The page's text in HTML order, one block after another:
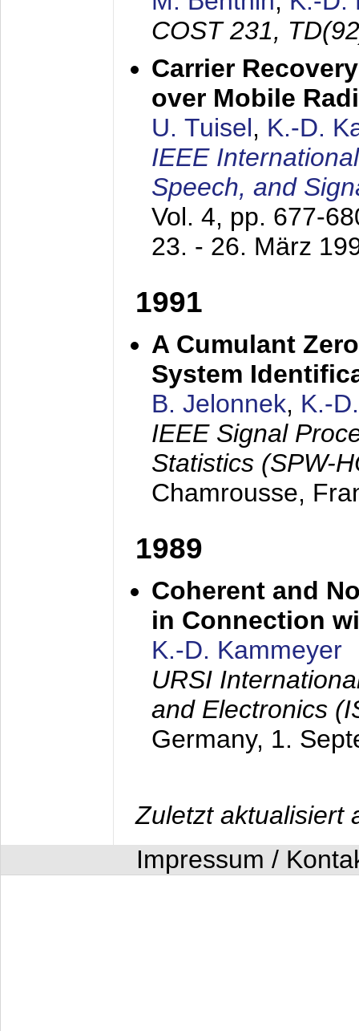
COST 231,
Carrier
over Mobile
U. Tuisel, K.-D.
IEEE
Speech, and
Vol. 4, pp. 677-
23. - 26. März
1991
A Cumulant
System
B. Jelonnek, K.-
IEEE Signal
Statistics (SPW-
Chamrousse,
1989
Coherent and
in Connection
K.-D. Kammeyer
URSI
and Electronics
Germany, 1.
Zuletzt aktualisiert
Impressum /